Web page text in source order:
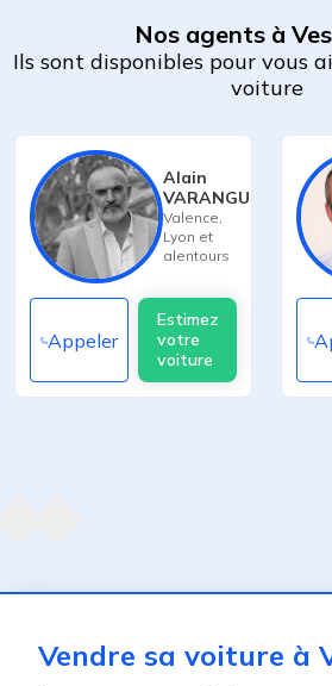
Nos agents à
Ils sont disponibles pour vous
voiture
Alain
VARANGUE
Valence,
Lyon et
alentours
Appeler
Estimez
votre
voiture
Vendre sa voiture à